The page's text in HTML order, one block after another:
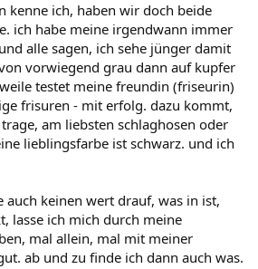
kenne ich, haben wir doch beide
ich habe meine irgendwann immer
alle sagen, ich sehe jünger damit
vorwiegend grau dann auf kupfer
testet meine freundin (friseurin)
frisuren - mit erfolg. dazu kommt,
am liebsten schlaghosen oder
lieblingsfarbe ist schwarz. und ich
auch keinen wert drauf, was in ist,
lasse ich mich durch meine
mal allein, mal mit meiner
ab und zu finde ich dann auch was.